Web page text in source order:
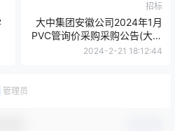
招标
大中集团安徽公司2024年1月
PVC管询价采购采购公告(大中
矿业)
2024-2-21 18:12:44
管理员